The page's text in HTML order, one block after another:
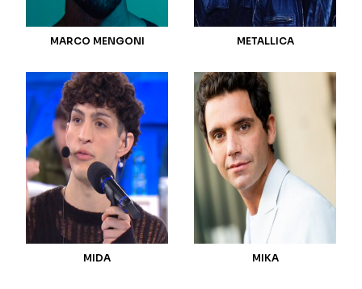
MARCO MENGONI METALLICA
MIDA MIKA